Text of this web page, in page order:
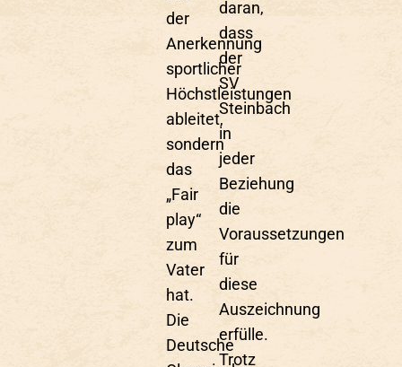
der
Anerkennung
sportlicher
Höchstleistungen
ableitet,
sondern
das
„Fair
play“
zum
Vater
hat.
Die
Deutsche
daran,
dass
der
SV
Steinbach
in
jeder
Beziehung
die
Voraussetzungen
für
diese
Auszeichnung
erfülle.
Trotz